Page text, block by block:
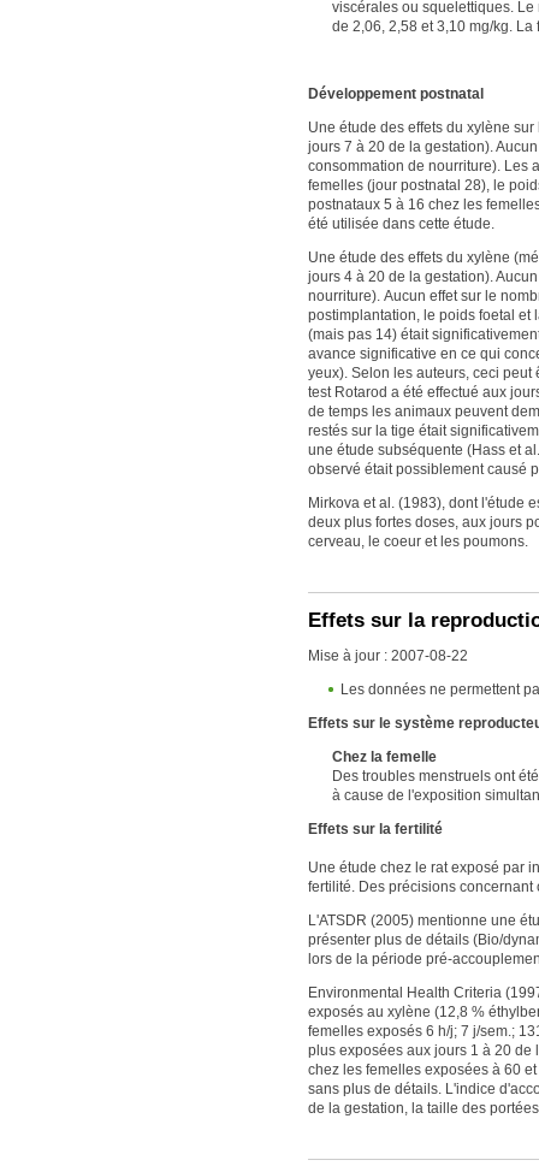
viscérales ou squelettiques.
de 2,06, 2,58 et 3,10 mg/kg.
Développement postnatal
Une étude des effets du xylène
jours 7 à 20 de la gestation).
consommation de nourriture). Les
femelles (jour postnatal 28), le
postnataux 5 à 16 chez les
été utilisée dans cette étude.
Une étude des effets du xylène
jours 4 à 20 de la gestation).
nourriture). Aucun effet sur le
postimplantation, le poids foetal et
(mais pas 14) était
avance significative en ce qui
yeux). Selon les auteurs, ceci
test Rotarod a été effectué aux
de temps les animaux peuvent
restés sur la tige était
une étude subséquente (Hass et
observé était possiblement causé
Mirkova et al. (1983), dont l'étude
deux plus fortes doses, aux jours
cerveau, le coeur et les poumons.
Effets sur la
Mise à jour : 2007-08-22
Les données ne permettent
Effets sur le système
Chez la femelle
Des troubles menstruels ont
à cause de l'exposition
Effets sur la fertilité
Une étude chez le rat exposé par
fertilité. Des précisions
L'ATSDR (2005) mentionne une
présenter plus de détails (Bio/
lors de la période pré-
Environmental Health Criteria
exposés au xylène (12,8 %
femelles exposés 6 h/j; 7 j/sem.;
plus exposées aux jours 1 à 20
chez les femelles exposées à 60
sans plus de détails. L'indice
de la gestation, la taille des